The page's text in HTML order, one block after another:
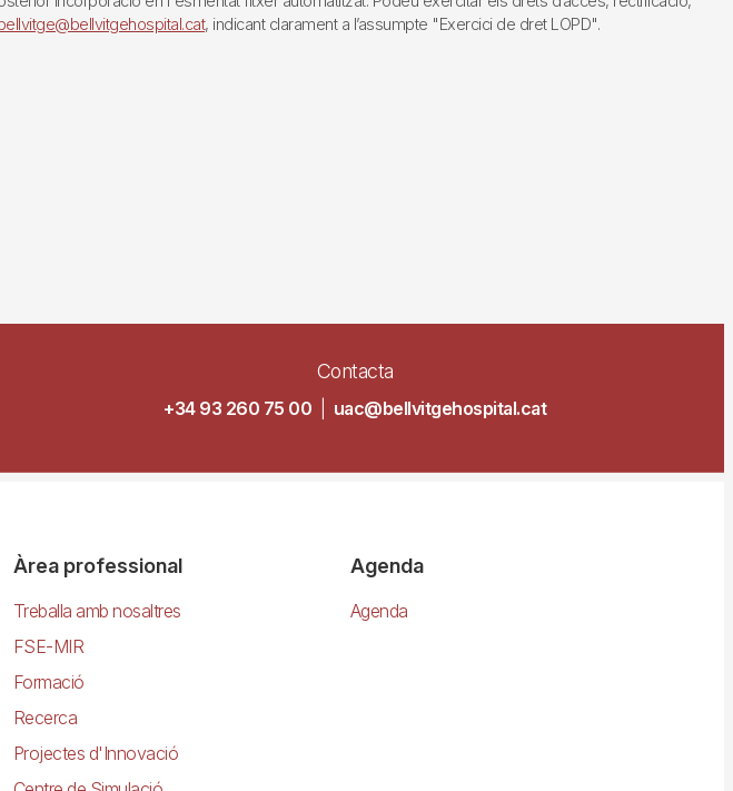
, indicant clarament a l’assumpte "Exercici de dret LOPD".
Contacta
+34 93 260 75 00 uac@bellvitgehospital.cat
Àrea professional
Treballa amb nosaltres
FSE-MIR
Formació
Recerca
Projectes d'Innovació
Agenda
Agenda